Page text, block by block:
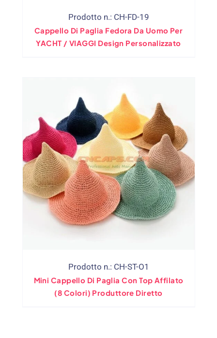
Prodotto n.: CH-FD-19
Cappello Di Paglia Fedora Da Uomo Per
YACHT / VIAGGI Design Personalizzato
Prodotto n.: CH-ST-O1
Mini Cappello Di Paglia Con Top Affilato
(8 Colori) Produttore Diretto